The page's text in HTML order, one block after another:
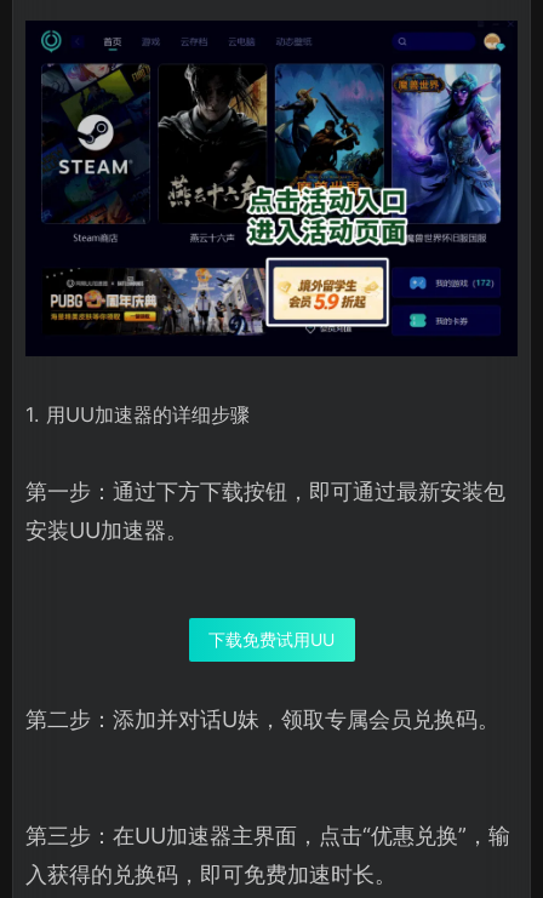
1. 用UU加速器的详细步骤
第一步：通过下方下载按钮，即可通过最新安装包
安装UU加速器。
下载免费试用UU
第二步：添加并对话U妹，领取专属会员兑换码。
第三步：在UU加速器主界面，点击“优惠兑换”，输
入获得的兑换码，即可免费加速时长。